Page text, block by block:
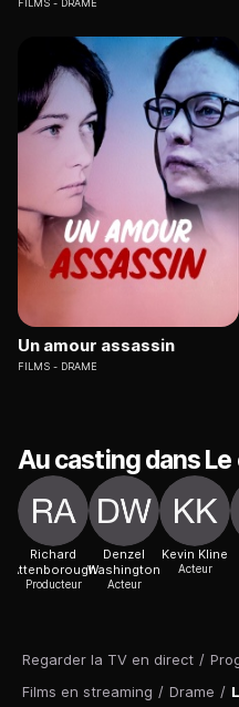
Regarder la TV en direct /
Films en streaming / Drame /
FILMS DRAME
Un amour assassin
FILMS DRAME
Au casting dans
Richard
Attenborough
Producteur
Denzel
Washington
Acteur
Kevin Kline
Acteur